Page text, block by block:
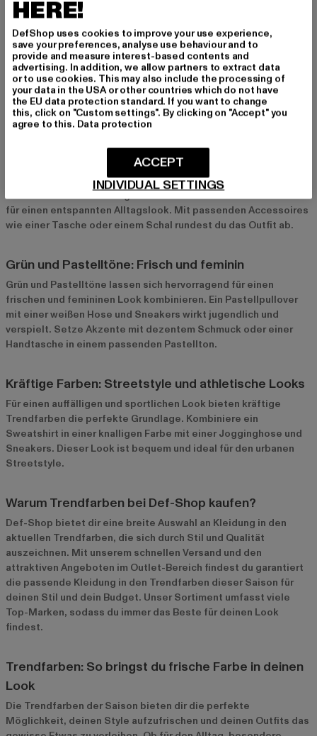
Def und Jack & Jones: Qualität und
Trendbewusstsein
DefundJack & Jonesbieten hochwertige Kleidungsstücke in
den aktuellen Trendfarben und überzeugen durch
trendbewusstes Design und Qualität. Diese Marken sind ideal
für alle, die auf Stil und Langlebigkeit setzen.
Beige und Erdtöne: Casual mit Jeans und Boots
Für einen lässigen Look sind Beige und Erdtöne die perfekte
Wahl. Kombiniere ein beiges Oberteil mit einer Jeans und Boots
für einen entspannten Alltagslook. Mit passenden Accessoires
wie einer Tasche oder einem Schal rundest du das Outfit ab.
Grün und Pastelltöne: Frisch und feminin
Grün und Pastelltöne lassen sich hervorragend für einen
frischen und femininen Look kombinieren. Ein Pastellpullover
mit einer weißen Hose und Sneakers wirkt jugendlich und
verspielt. Setze Akzente mit dezentem Schmuck oder einer
Handtasche in einem passenden Pastellton.
Kräftige Farben: Streetstyle und athletische Looks
Für einen auffälligen und sportlichen Look bieten kräftige
Trendfarben die perfekte Grundlage. Kombiniere ein
Sweatshirt in einer knalligen Farbe mit einer Jogginghose und
Sneakers. Dieser Look ist bequem und ideal für den urbanen
Streetstyle.
Warum Trendfarben bei Def-Shop kaufen?
Def-Shop bietet dir eine breite Auswahl an Kleidung in den
aktuellen Trendfarben, die sich durch Stil und Qualität
auszeichnen. Mit unserem schnellen Versand und den
attraktiven Angeboten im Outlet-Bereich findest du garantiert
die passende Kleidung in den Trendfarben dieser Saison für
deinen Stil und dein Budget. Unser Sortiment umfasst viele
Top-Marken, sodass du immer das Beste für deinen Look
findest.
Trendfarben: So bringst du frische Farbe in deinen
Look
Die Trendfarben der Saison bieten dir die perfekte
Möglichkeit, deinen Style aufzufrischen und deinen Outfits das
HERE!
DefShop uses cookies to improve your use experience,
save your preferences, analyse use behaviour and to
provide and measure interest-based contents and
advertising. In addition, we allow partners to extract data
or to use cookies. This may also include the processing of
your data in the USA or other countries which do not have
the EU data protection standard. If you want to change
this, click on "Custom settings". By clicking on "Accept" you
agree to this. Data protection
INDIVIDUAL SETTINGS
ACCEPT